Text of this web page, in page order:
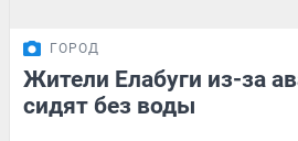
ГОРОД
Жители Елабуги из-за
сидят без воды